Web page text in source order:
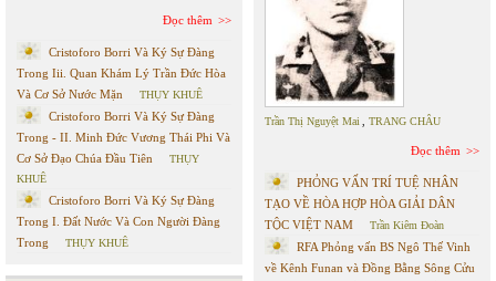
Đọc thêm
Cristoforo Borri Và Ký Sự Đàng
Trong Iii. Quan Khám Lý Trần Đức Hòa
Và Cơ Sở Nước Mặn
THỤY KHUÊ
Cristoforo Borri Và Ký Sự Đàng
Trong - II. Minh Đức Vương Thái Phi Và
Cơ Sở Đạo Chúa Đầu Tiên
THỤY
KHUÊ
Cristoforo Borri Và Ký Sự Đàng
Trong I. Đất Nước Và Con Người Đàng
Trong
THỤY KHUÊ
Trần Thị Nguyệt Mai TRANG CHÂU
Đọc thêm
PHỎNG VẤN TRÍ TUỆ NHÂN
TẠO VỀ HÒA HỢP HÒA GIẢI DÂN
TỘC VIỆT NAM
Trần Kiêm Đoàn
RFA Phỏng vấn BS Ngô Thế Vinh
về Kênh Funan và Đồng Bằng Sông Cửu